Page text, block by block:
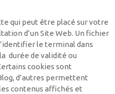
qui peut être placé sur votre
d’un Site Web. Un fichier
le terminal dans
durée de validité ou
cookies sont
d’autres permettent
contenus affichés et